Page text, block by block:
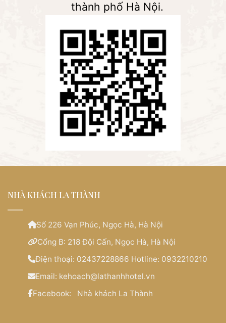
thành phố Hà Nội.
NHÀ KHÁCH LA THÀNH
Số 226 Vạn Phúc, Ngọc Hà, Hà Nội
Cổng B: 218 Đội Cấn, Ngọc Hà, Hà Nội
Điện thoại: 02437228866 Hotline: 0932210210
Email: kehoach@lathanhhotel.vn
Facebook: Nhà khách La Thành